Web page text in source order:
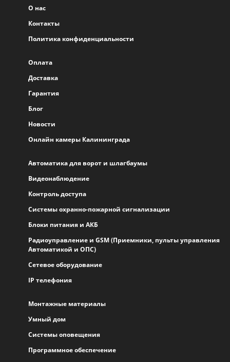
О нас
Контакты
Политика конфиденциальности
Оплата
Доставка
Гарантия
Блог
Новости
Онлайн камеры Калининграда
Автоматика для ворот и шлагбаумы
Видеонаблюдение
Контроль доступа
Системы охранно-пожарной сигнализации
Блоки питания и АКБ
Радиоуправление и GSM (Приемники, пульты управления
Автоматикой и ОПС)
Сетевое оборудование
IP телефония
Монтажные материалы
Умный дом
Системы оповещения
Программное обеспечение